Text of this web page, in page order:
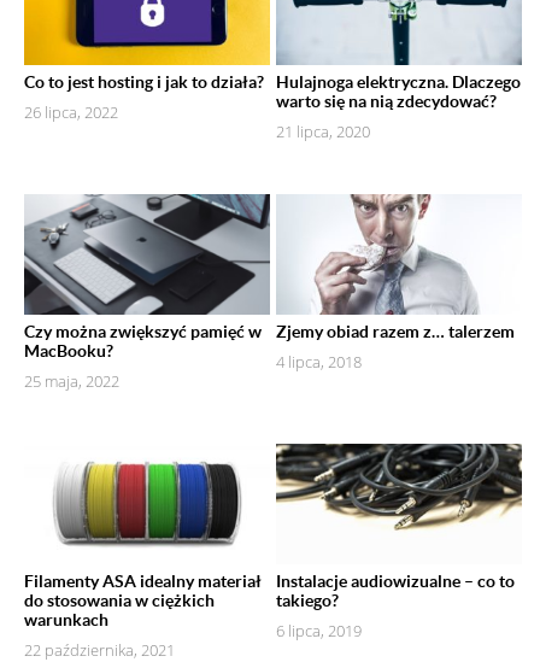
Co to jest hosting i jak to działa?
26 lipca, 2022
Hulajnoga elektryczna. Dlaczego
warto się na nią zdecydować?
21 lipca, 2020
Czy można zwiększyć pamięć w
MacBooku?
25 maja, 2022
Zjemy obiad razem z… talerzem
4 lipca, 2018
Filamenty ASA idealny materiał
do stosowania w ciężkich
warunkach
22 października, 2021
Instalacje audiowizualne – co to
takiego?
6 lipca, 2019